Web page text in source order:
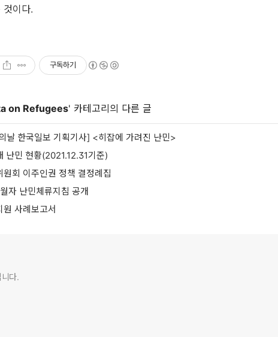
것이다.
구독하기
on Refugees' 카테고리의 다른 글
날 한국일보 기획기사] <히잡에 가려진 난민>
난민 현황(2021.12.31기준)
원회 이주인권 정책 결정례집
자 난민체류지침 공개
원 사례보고서
다.